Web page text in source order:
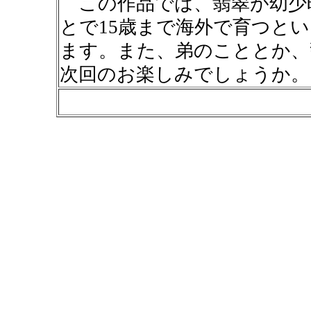
とで15歳まで海外で育つと
ます。また、弟のこととか
次回のお楽しみでしょうか